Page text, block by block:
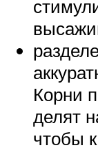
Корни
делят
чтобы